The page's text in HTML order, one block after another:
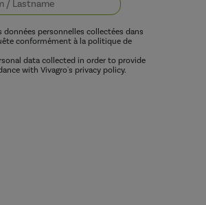
personnelles collectées dans
conformément à la politique de
data collected in order to provide
with Vivagro's privacy policy.